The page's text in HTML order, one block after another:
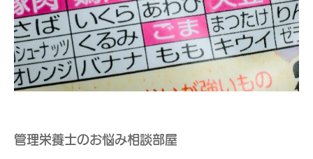
管理栄養士のお悩み相談部屋